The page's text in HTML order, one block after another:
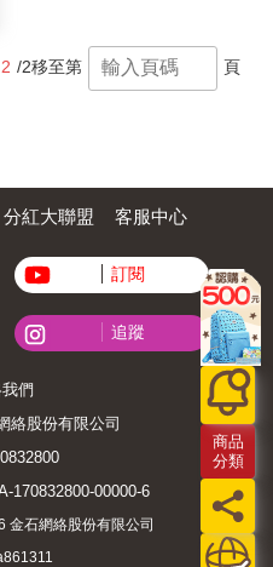
2 /2移至第 頁
商品
分類
分紅大聯盟 客服中心
訂閱
追蹤
們
絡股份有限公司
170832800-00000-6
石網絡股份有限公司